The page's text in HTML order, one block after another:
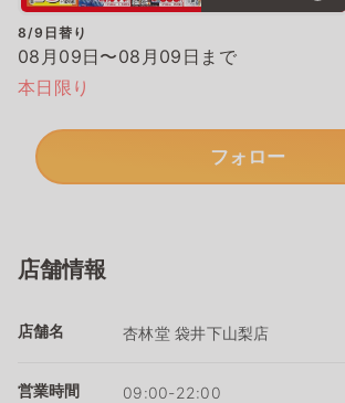
8/9日替り
08月09日〜08月09日まで
本日限り
フォロー
店舗情報
店舗名 杏林堂 袋井下山梨店
営業時間 09:00-22:00